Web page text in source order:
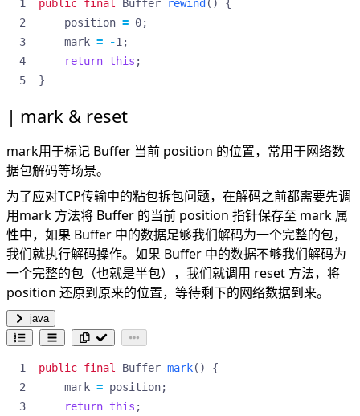
public final Buffer rewind ()
{
position = 0;
mark = -1 ;
return this ;
}
mark & reset
mark用于标记 Buffer 当前 position 的位置，常用于网络数
据包解码等场景。
为了应对TCP传输中的粘包拆包问题，在解码之前都需要先调
用mark 方法将 Buffer 的当前 position 指针保存至 mark 属
性中，如果 Buffer 中的数据足够我们解码为一个完整的包，
我们就执行解码操作。如果 Buffer 中的数据不够我们解码为
一个完整的包（也就是半包），我们就调用 reset 方法，将
position 还原到原来的位置，等待剩下的网络数据到来。
java
public final Buffer mark()
{
mark = position;
return this ;